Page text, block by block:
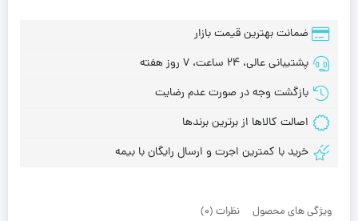
ضمانت بهترین قیمت بازار
پشتیبانی عالی، 24 ساعت، 7 روز هفته
بازگشت وجه در صورت عدم رضایت
اصالت کالاها از برترین برندها
خرید با کمترین اجرت و ارسال رایگان با بیمه
ویژگی های محصول نظرات (0)